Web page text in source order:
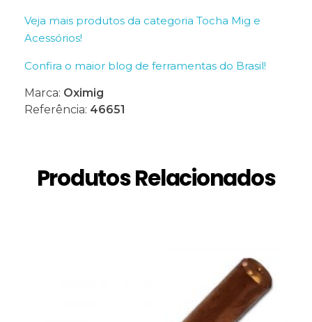
Veja mais produtos da categoria Tocha Mig e
Acessórios!
Confira o maior blog de ferramentas do Brasil!
Marca: Oximig
Referência: 46651
Produtos Relacionados